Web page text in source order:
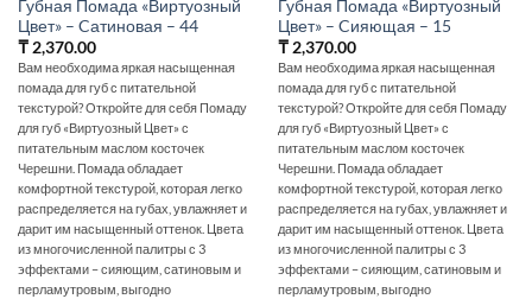
Губная Помада «Виртуозный
Цвет» – Cатиновая – 44
₸2,370.00
Вам необходима яркая насыщенная
помада для губ с питательной
текстурой? Откройте для себя Помаду
для губ «Виртуозный Цвет» с
питательным маслом косточек
Черешни. Помада обладает
комфортной текстурой, которая легко
распределяется на губах, увлажняет и
дарит им насыщенный оттенок. Цвета
из многочисленной палитры с 3
эффектами – сияющим, сатиновым и
перламутровым, выгодно
Губная Помада «Виртуозный
Цвет» – Cияющая – 15
₸2,370.00
Вам необходима яркая насыщенная
помада для губ с питательной
текстурой? Откройте для себя Помаду
для губ «Виртуозный Цвет» с
питательным маслом косточек
Черешни. Помада обладает
комфортной текстурой, которая легко
распределяется на губах, увлажняет и
дарит им насыщенный оттенок. Цвета
из многочисленной палитры с 3
эффектами – сияющим, сатиновым и
перламутровым, выгодно